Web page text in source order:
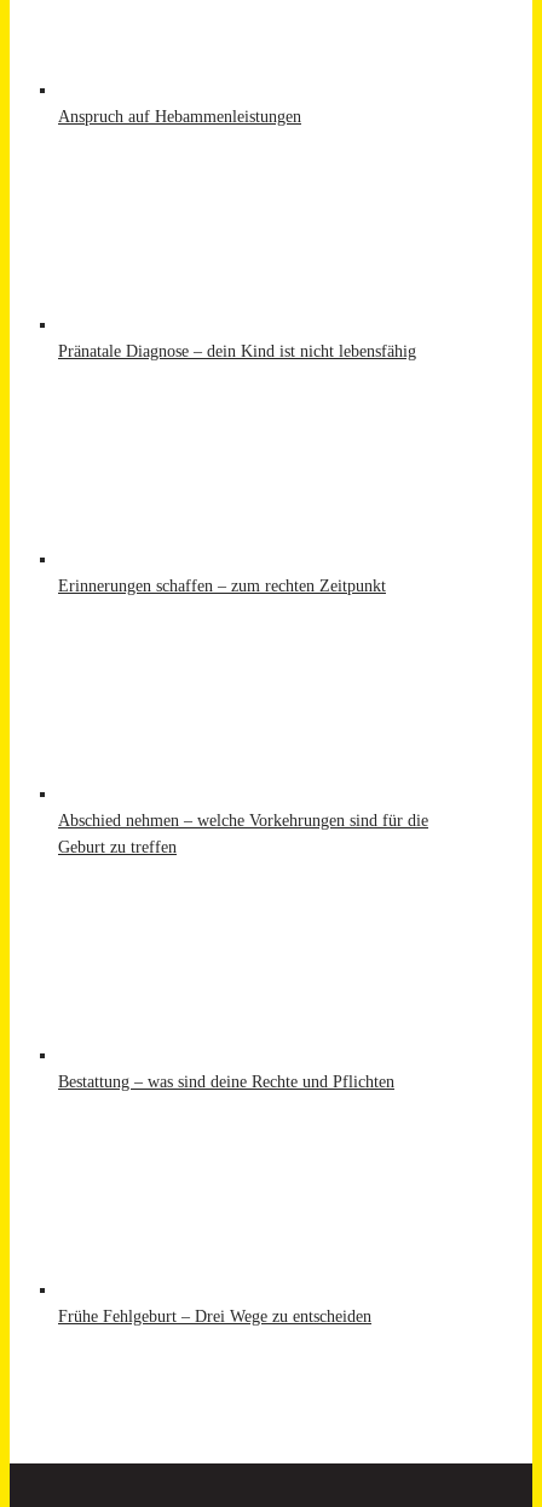
Anspruch auf Hebammenleistungen
Pränatale Diagnose – dein Kind ist nicht lebensfähig
Erinnerungen schaffen – zum rechten Zeitpunkt
Abschied nehmen – welche Vorkehrungen sind für die
Geburt zu treffen
Bestattung – was sind deine Rechte und Pflichten
Frühe Fehlgeburt – Drei Wege zu entscheiden